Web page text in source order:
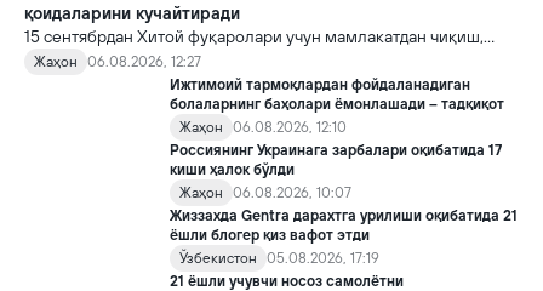
қоидаларини кучайтиради
15 сентябрдан Хитой фуқаролари учун мамлакатдан чиқиш,
хорижликлар учун эса Хитойга кириш тартиби бўйича янги
қоидалар кучга киради.
Жаҳон
06.08.2026, 12:27
Ижтимоий тармоқлардан фойдаланадиган
болаларнинг баҳолари ёмонлашади – тадқиқот
Жаҳон
06.08.2026, 12:10
Россиянинг Украинага зарбалари оқибатида 17
киши ҳалок бўлди
Жаҳон
06.08.2026, 10:07
Жиззахда Gentra дарахтга урилиши оқибатида 21
ёшли блогер қиз вафот этди
Ўзбекистон
05.08.2026, 17:19
21 ёшли учувчи носоз самолётни